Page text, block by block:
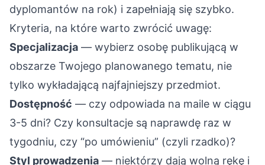
dyplomantów na rok) i zapełniają się szybko.
Kryteria, na które warto zwrócić uwagę:
Specjalizacja — wybierz osobę publikującą w
obszarze Twojego planowanego tematu, nie
tylko wykładającą najfajniejszy przedmiot.
Dostępność — czy odpowiada na maile w ciągu
3-5 dni? Czy konsultacje są naprawdę raz w
tygodniu, czy “po umówieniu” (czyli rzadko)?
Styl prowadzenia — niektórzy dają wolną rękę i